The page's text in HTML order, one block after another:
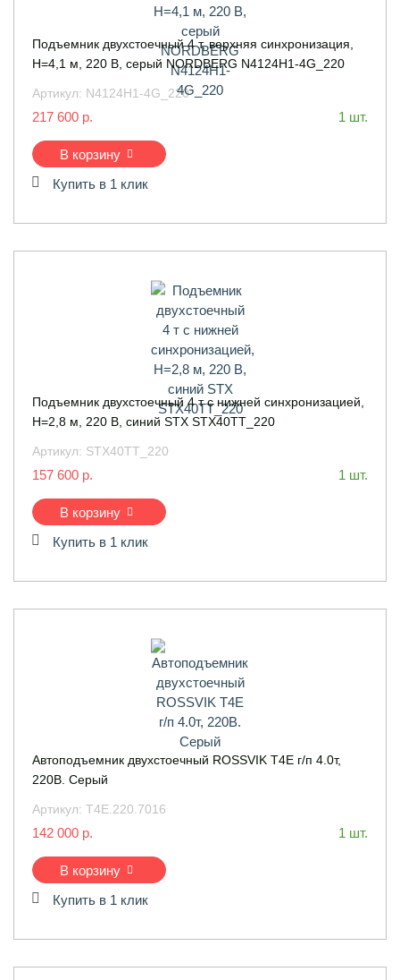
Подъемник двухстоечный 4 т, верхняя синхронизация,
H=4,1 м, 220 В, серый NORDBERG N4124H1-4G_220
Артикул: N4124H1-4G_220
217 600 р. 1 шт.
В корзину
Купить в 1 клик
Подъемник двухстоечный 4 т с нижней синхронизацией,
H=2,8 м, 220 В, синий STX STX40TT_220
Артикул: STX40TT_220
157 600 р. 1 шт.
В корзину
Купить в 1 клик
Автоподъемник двухстоечный ROSSVIK T4Е г/п 4.0т,
220В. Серый
Артикул: Т4Е.220.7016
142 000 р. 1 шт.
В корзину
Купить в 1 клик